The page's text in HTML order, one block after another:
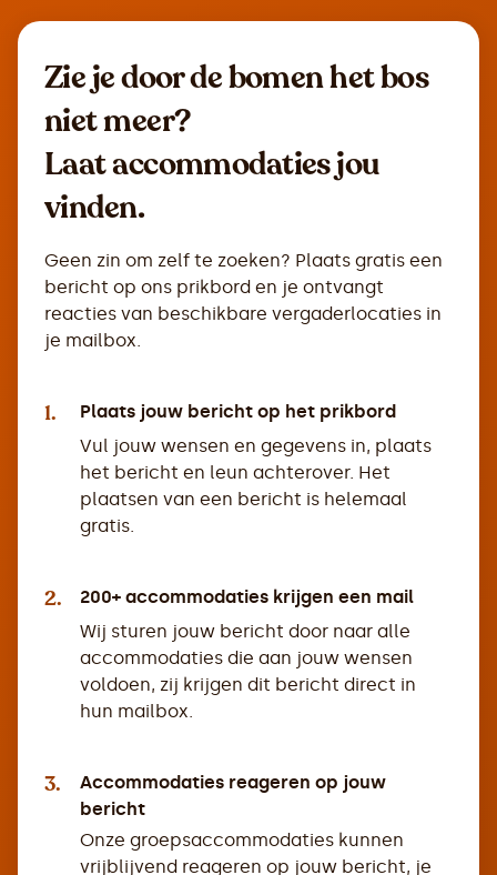
Zie je door de bomen het bos
niet meer?
Laat accommodaties jou
vinden.
Geen zin om zelf te zoeken? Plaats gratis een
bericht op ons prikbord en je ontvangt
reacties van beschikbare vergaderlocaties in
je mailbox.
1.
Plaats jouw bericht op het prikbord
Vul jouw wensen en gegevens in, plaats
het bericht en leun achterover. Het
plaatsen van een bericht is helemaal
gratis.
2.
200+ accommodaties krijgen een mail
Wij sturen jouw bericht door naar alle
accommodaties die aan jouw wensen
voldoen, zij krijgen dit bericht direct in
hun mailbox.
3.
Accommodaties reageren op jouw
bericht
Onze groepsaccommodaties kunnen
vrijblijvend reageren op jouw bericht, je